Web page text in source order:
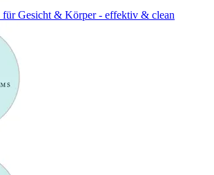
Gesicht & Körper - effektiv & clean